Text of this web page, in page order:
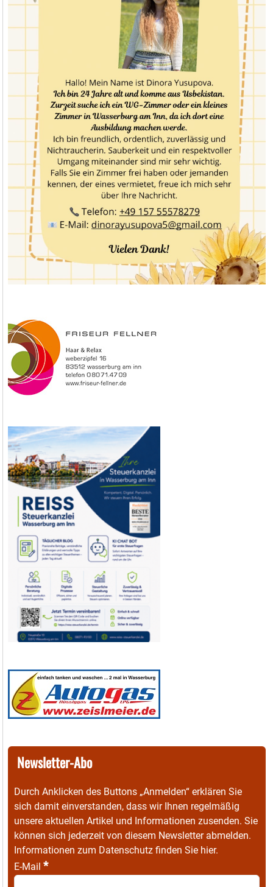
Newsletter-Abo
Durch Anklicken des Buttons „Anmelden“ erklären Sie
sich damit einverstanden, dass wir Ihnen regelmäßig
unsere aktuellen Artikel und Informationen zusenden. Sie
können sich jederzeit von diesem Newsletter abmelden.
Informationen zum Datenschutz finden Sie hier.
E-Mail *